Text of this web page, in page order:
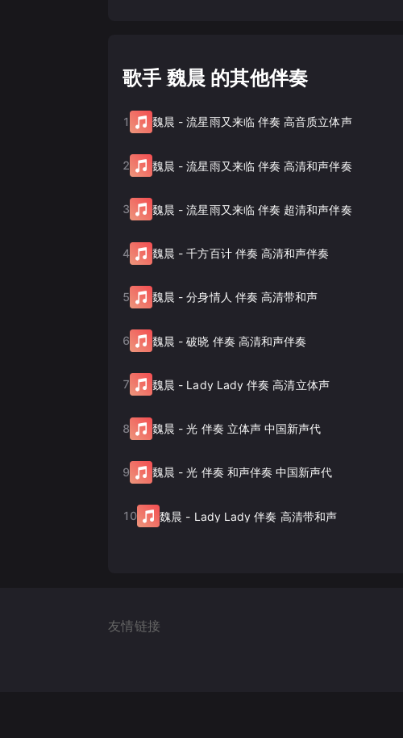
歌手 魏晨 的其他伴奏
1 魏晨 -流星雨又来临 伴奏 高音质立体声
2 魏晨 -流星雨又来临 伴奏 高清和声伴奏
3 魏晨 -流星雨又来临 伴奏 超清和声伴奏
4 魏晨 -千方百计 伴奏 高清和声伴奏
5 魏晨 -分身情人 伴奏 高清带和声
6 魏晨 -破晓 伴奏 高清和声伴奏
7 魏晨 - Lady Lady 伴奏 高清立体声
8 魏晨 -光 伴奏 立体声 中国新声代
9 魏晨 -光 伴奏 和声伴奏 中国新声代
10 魏晨 - Lady Lady 伴奏 高清带和声
友情链接